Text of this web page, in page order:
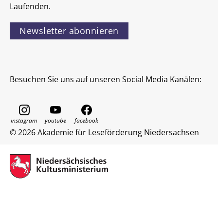
Laufenden.
Newsletter abonnieren
Besuchen Sie uns auf unseren Social Media Kanälen:
© 2026 Akademie für Leseförderung Niedersachsen